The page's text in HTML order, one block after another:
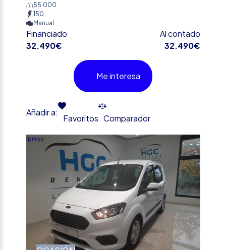
55.000
150
Manual
Financiado
32.490€
Al contado
32.490€
Me interesa
Añadir a:
Favoritos Comparador
Empresa